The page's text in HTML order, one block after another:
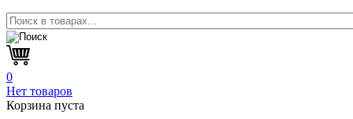
0
Нет товаров
Корзина пуста